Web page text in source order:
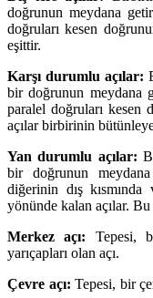
doğrunun meydana
doğruları kesen
eşittir.
Karşı durumlu açılar:
bir doğrunun meydana
paralel doğruları kesen
açılar birbirinin
Yan durumlu açılar:
bir doğrunun
diğerinin dış
yönünde kalan açılar.
Merkez açı: Tepesi,
yarıçapları olan açı.
Çevre açı: Tepesi, bir